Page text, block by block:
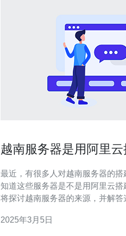
越南服务器是用阿里云
最近，有很多人对越南服务器的
知道这些服务器是不是用阿里云
将探讨越南服务器的来源，并解答这个问题
速。随着越南国内市场的增长，越
2025年3月5日